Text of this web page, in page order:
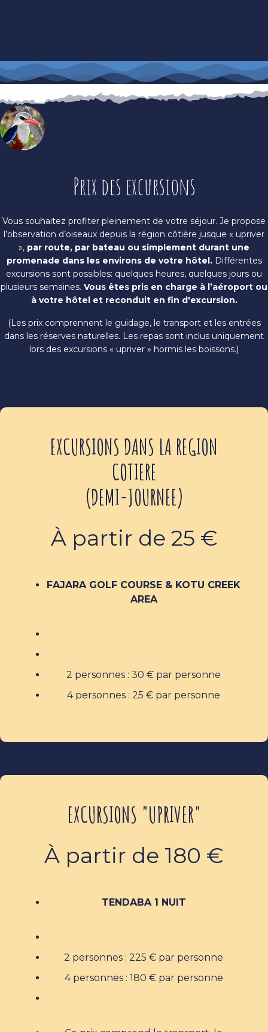
Prix des excursions
Vous souhaitez profiter pleinement de votre séjour. Je propose
l’observation d’oiseaux depuis la région côtière jusque « upriver
», par route, par bateau ou simplement durant une
promenade dans les environs de votre hôtel.Différentes
excursions sont possibles: quelques heures, quelques jours ou
plusieurs semaines. Vous êtes pris en charge à l’aéroport ou
à votre hôtel et reconduit en fin d'excursion.
(Les prix comprennent le guidage, le transport et les entrées
dans les réserves naturelles. Les repas sont inclus uniquement
lors des excursions « upriver » hormis les boissons.)
EXCURSIONS DANS LA REGION
COTIERE
(DEMI-JOURNEE)
À partir de 25 €
FAJARA GOLF COURSE & KOTU CREEK
AREA
2 personnes : 30 € par personne
4 personnes : 25 € par personne
EXCURSIONS "UPRIVER"
À partir de 180 €
TENDABA 1 NUIT
2 personnes : 225 € par personne
4 personnes : 180 € par personne